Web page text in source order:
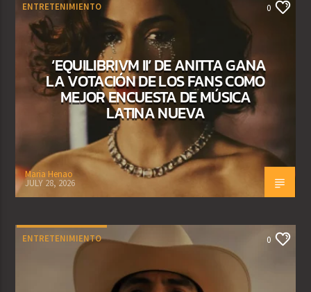
ENTRETENIMIENTO 0
‘EQUILIBRIVM II’ DE ANITTA GANA
LA VOTACIÓN DE LOS FANS COMO
MEJOR ENCUESTA DE MÚSICA
LATINA NUEVA
Maria Henao
JULY 28, 2026
ENTRETENIMIENTO 0